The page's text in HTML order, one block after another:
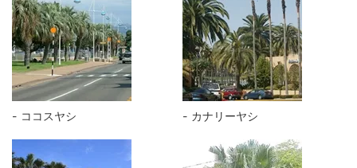
ココスヤシ カナリーヤシ